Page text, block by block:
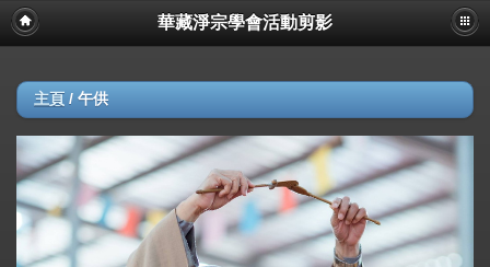
華藏淨宗學會活動剪影
主頁 / 午供